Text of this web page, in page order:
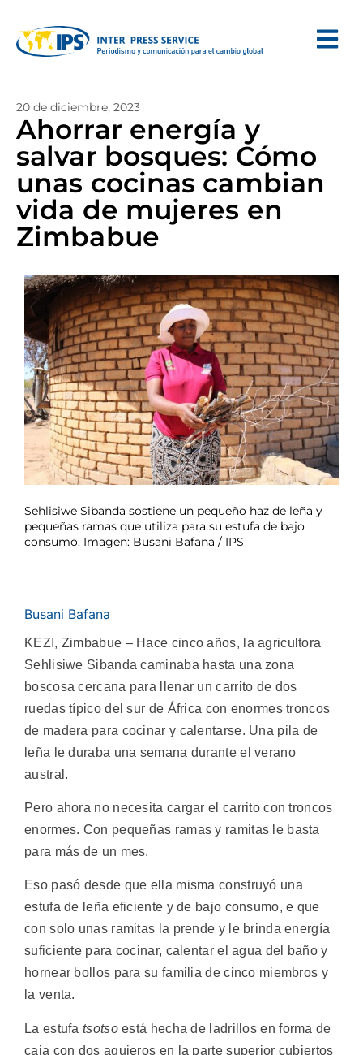
20 de diciembre, 2023
Ahorrar energía y
salvar bosques: Cómo
unas cocinas cambian
vida de mujeres en
Zimbabue
Sehlisiwe Sibanda sostiene un pequeño haz de leña y
pequeñas ramas que utiliza para su estufa de bajo
consumo. Imagen: Busani Bafana / IPS
Busani Bafana
KEZI, Zimbabue – Hace cinco años, la agricultora
Sehlisiwe Sibanda caminaba hasta una zona
boscosa cercana para llenar un carrito de dos
ruedas típico del sur de África con enormes troncos
de madera para cocinar y calentarse. Una pila de
leña le duraba una semana durante el verano
austral.
Pero ahora no necesita cargar el carrito con troncos
enormes. Con pequeñas ramas y ramitas le basta
para más de un mes.
Eso pasó desde que ella misma construyó una
estufa de leña eficiente y de bajo consumo, e que
con solo unas ramitas la prende y le brinda energía
suficiente para cocinar, calentar el agua del baño y
hornear bollos para su familia de cinco miembros y
la venta.
La estufa tsotsoestá hecha de ladrillos en forma de
caja con dos agujeros en la parte superior cubiertos